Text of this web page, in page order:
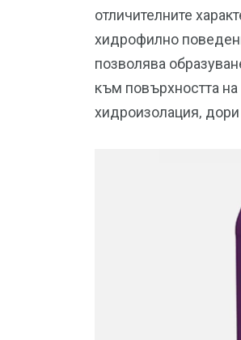
отличителните
хидрофилно
позволява
към повърхността
хидроизолация, дори